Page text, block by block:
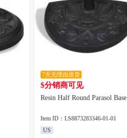
7天无理由退货
$分销商可见
Resin Half Round Parasol Base
Item ID：LS8873283346-01-01
US